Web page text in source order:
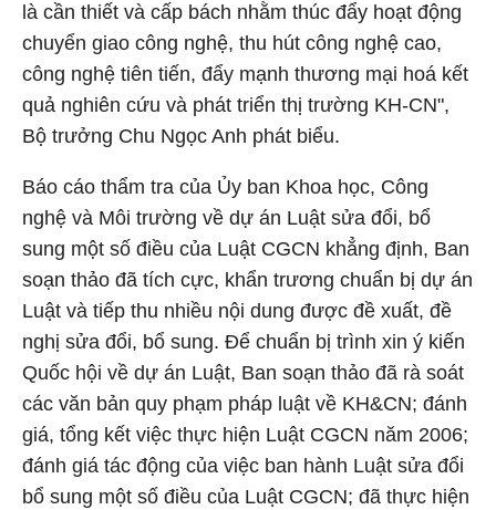
là cần thiết và cấp bách nhằm thúc đẩy hoạt động
chuyển giao công nghệ, thu hút công nghệ cao,
công nghệ tiên tiến, đẩy mạnh thương mại hoá kết
quả nghiên cứu và phát triển thị trường KH-CN",
Bộ trưởng Chu Ngọc Anh phát biểu.
Báo cáo thẩm tra của Ủy ban Khoa học, Công
nghệ và Môi trường về dự án Luật sửa đổi, bổ
sung một số điều của Luật CGCN khẳng định, Ban
soạn thảo đã tích cực, khẩn trương chuẩn bị dự án
Luật và tiếp thu nhiều nội dung được đề xuất, đề
nghị sửa đổi, bổ sung. Để chuẩn bị trình xin ý kiến
Quốc hội về dự án Luật, Ban soạn thảo đã rà soát
các văn bản quy phạm pháp luật về KH&CN; đánh
giá, tổng kết việc thực hiện Luật CGCN năm 2006;
đánh giá tác động của việc ban hành Luật sửa đổi
bổ sung một số điều của Luật CGCN; đã thực hiện